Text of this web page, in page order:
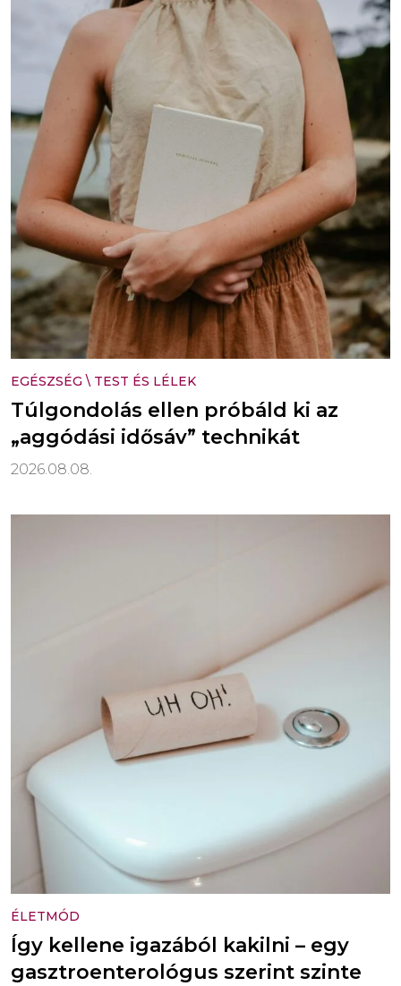
EGÉSZSÉG \ TEST ÉS LÉLEK
Túlgondolás ellen próbáld ki az
„aggódási idősáv” technikát
2026.08.08.
ÉLETMÓD
Így kellene igazából kakilni – egy
gasztroenterológus szerint szinte